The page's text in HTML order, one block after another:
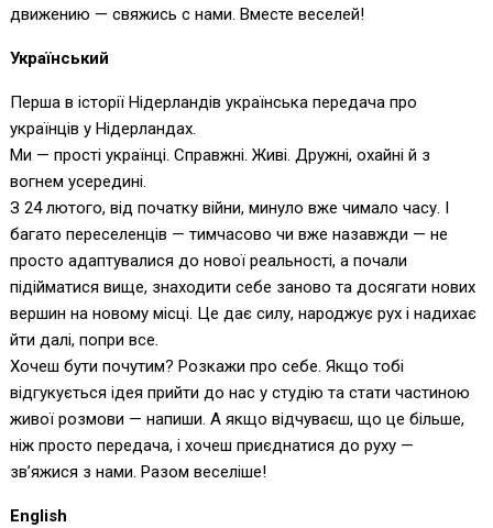
движению — свяжись с нами. Вместе веселей!
Український
Перша в історії Нідерландів українська передача про
українців у Нідерландах.
Ми — прості українці. Справжні. Живі. Дружні, охайні й з
вогнем усередині.
З 24 лютого, від початку війни, минуло вже чимало часу. І
багато переселенців — тимчасово чи вже назавжди — не
просто адаптувалися до нової реальності, а почали
підійматися вище, знаходити себе заново та досягати нових
вершин на новому місці. Це дає силу, народжує рух і надихає
йти далі, попри все.
Хочеш бути почутим? Розкажи про себе. Якщо тобі
відгукується ідея прийти до нас у студію та стати частиною
живої розмови — напиши. А якщо відчуваєш, що це більше,
ніж просто передача, і хочеш приєднатися до руху —
зв’яжися з нами. Разом веселіше!
English